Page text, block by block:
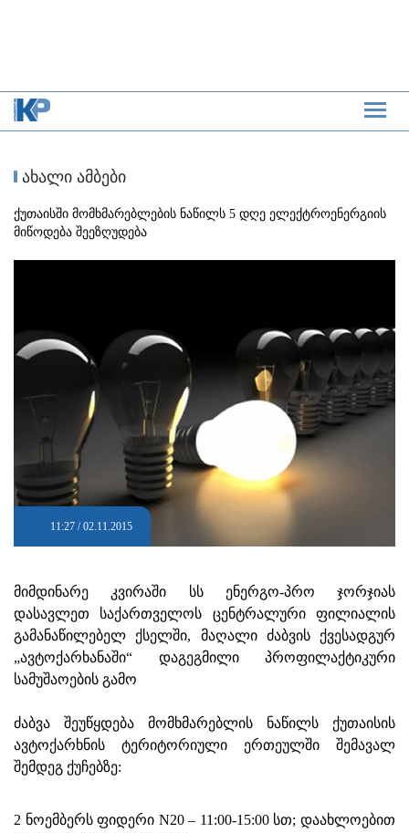
ახალი ამბები
ქუთაისში მომხმარებლების ნაწილს 5 დღე ელექტროენერგიის
მიწოდება შეეზღუდება
11:27 / 02.11.2015
მიმდინარე კვირაში სს ენერგო-პრო ჯორჯიას
დასავლეთ საქართველოს ცენტრალური ფილიალის
გამანაწილებელ ქსელში, მაღალი ძაბვის ქვესადგურ
„ავტოქარხანაში“ დაგეგმილი პროფილაქტიკური
სამუშაოების გამო
ძაბვა შეუწყდება მომხმარებლის ნაწილს ქუთაისის
ავტოქარხნის ტერიტორიული ერთეულში შემავალ
შემდეგ ქუჩებზე:
2 ნოემბერს ფიდერი N20 – 11:00-15:00 სთ; დაახლოებით